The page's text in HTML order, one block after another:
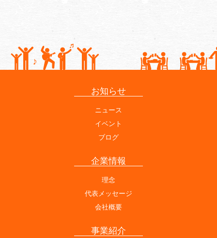
お知らせ
ニュース
イベント
ブログ
企業情報
理念
代表メッセージ
会社概要
事業紹介